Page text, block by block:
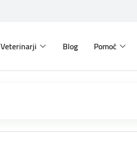
Veterinarji Blog Pomoč